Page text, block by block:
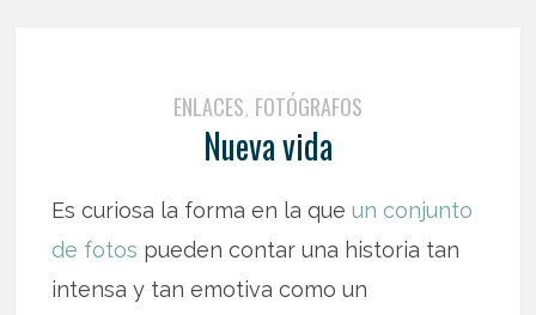
ENLACES, FOTÓGRAFOS
Nueva vida
Es curiosa la forma en la queun conjunto
de fotos pueden contar una historia tan
intensa y tan emotiva como un